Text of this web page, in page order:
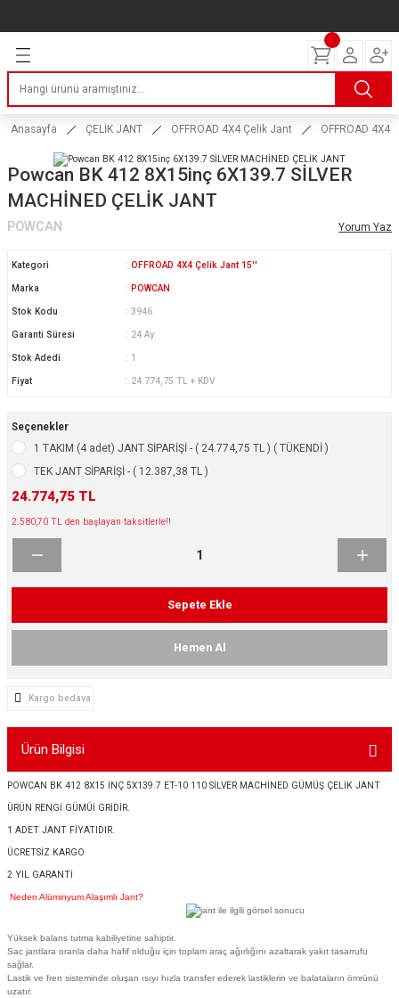
Lastikleri
Hız Lastikleri
Lastikleri
Çelik Jantlar
ve Fren Yağları
Anasayfa ÇELİK JANT OFFROAD 4X4 Çelik Jant OFFROAD 4X4
Powcan BK 412 8X15inç 6X139.7 SİLVER
MACHİNED ÇELİK JANT
POWCAN Yorum Yaz
Kategori OFFROAD 4X4 Çelik Jant 15''
Marka POWCAN
Stok Kodu 3946
Garanti Süresi 24 Ay
Stok Adedi 1
Fiyat 24.774,75 TL + KDV
Seçenekler
1 TAKIM (4 adet) JANT SİPARİŞİ - ( 24.774,75 TL ) ( TÜKENDİ )
TEK JANT SİPARİŞİ - ( 12.387,38 TL )
24.774,75 TL
2.580,70 TL den başlayan taksitlerle!!
Sepete Ekle
Hemen Al
Kargo bedava
Ürün Bilgisi
POWCAN BK 412 8X15 İNÇ 5X139.7 ET-10 110 SİLVER MACHİNED GÜMÜŞ ÇELİK JANT
ÜRÜN RENGİ GÜMÜİ GRİDİR.
1 ADET JANT FİYATIDIR.
ÜCRETSİZ KARGO
2 YIL GARANTİ
Neden Alüminyum Alaşımlı Jant?
Yüksek balans tutma kabiliyetine sahiptir.
Sac jantlara oranla daha hafif olduğu için toplam araç ağırlığını azaltarak yakıt tasarrufu
sağlar.
Lastik ve fren sisteminde oluşan ısıyı hızla transfer ederek lastiklerin ve balataların ömrünü
uzatır.